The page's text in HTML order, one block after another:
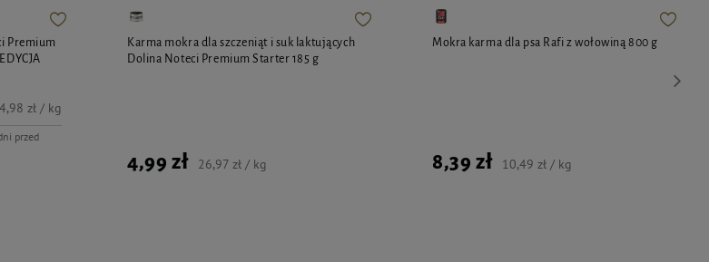
Premium
przed
zł / kg
Karma mokra dla szczeniąt i suk laktujących
Dolina Noteci Premium Starter 185 g
4,99 zł 26,97 zł / kg
Mokra karma dla psa Rafi z wołowiną 800 g
8,39 zł 10,49 zł / kg